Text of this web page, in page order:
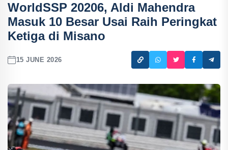
WorldSSP 20206, Aldi Mahendra
Masuk 10 Besar Usai Raih Peringkat
Ketiga di Misano
15 JUNE 2026